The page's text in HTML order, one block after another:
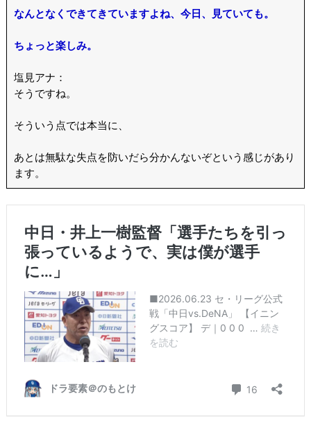
なんとなくできてきていますよね、今日、見ていても。
ちょっと楽しみ。
塩見アナ：
そうですね。
そういう点では本当に、
あとは無駄な失点を防いだら分かんないぞという感じがあり
ます。